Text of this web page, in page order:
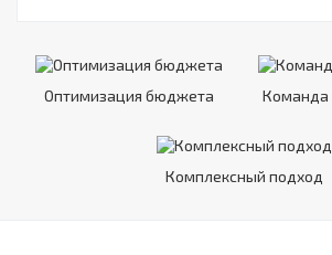
Оптимизация бюджета Команда
Комплексный подход